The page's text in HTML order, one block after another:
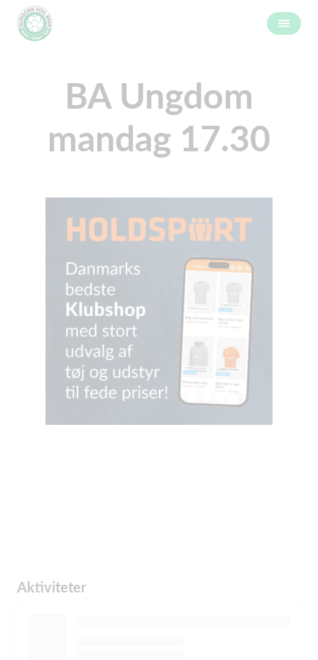
BA Ungdom
mandag 17.30
Aktiviteter